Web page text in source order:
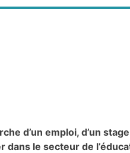
d’un emploi, d’un
dans le secteur de